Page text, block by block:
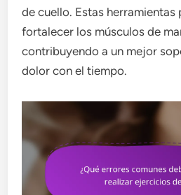
de cuello. Estas herramientas
fortalecer los músculos de
contribuyendo a un mejor
dolor con el tiempo.